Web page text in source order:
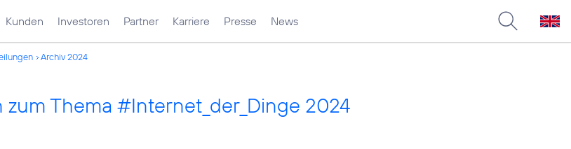
Kunden Investoren Partner Karriere Presse News
Archiv 2024
Thema #Internet_der_Dinge 2024